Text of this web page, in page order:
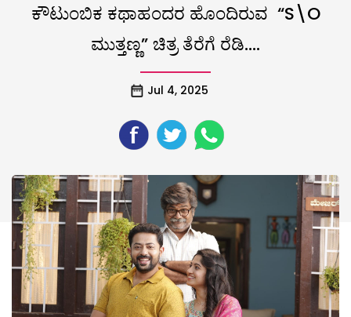
ಕೌಟುಂಬಿಕ ಕಥಾಹಂದರ ಹೊಂದಿರುವ “S\O
ಮುತ್ತಣ್ಣ” ಚಿತ್ರ ತೆರೆಗೆ ರೆಡಿ….
Jul 4, 2025